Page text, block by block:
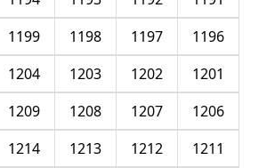
1196
1197
1198
1199
1201
1202
1203
1204
1206
1207
1208
1209
1211
1212
1213
1214